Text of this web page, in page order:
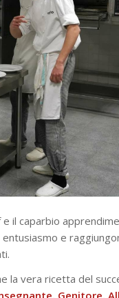
e il caparbio
e
la vera ricetta del